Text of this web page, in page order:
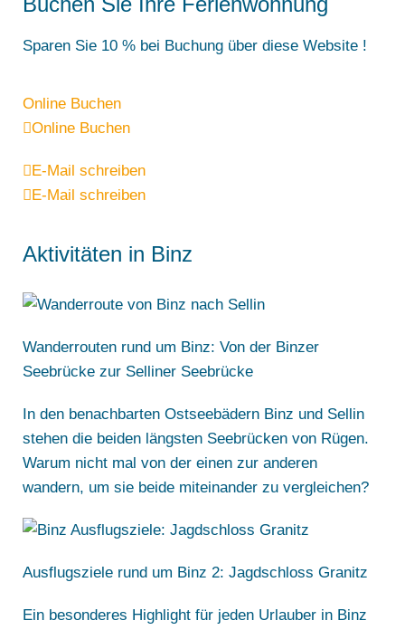
Sparen Sie 10 % bei Buchung über diese Website !
Online Buchen
Online Buchen
E-Mail schreiben
E-Mail schreiben
Aktivitäten in Binz
Wanderrouten rund um Binz: Von der Binzer
Seebrücke zur Selliner Seebrücke
In den benachbarten Ostseebädern Binz und Sellin
stehen die beiden längsten Seebrücken von Rügen.
Warum nicht mal von der einen zur anderen
wandern, um sie beide miteinander zu vergleichen?
Ausflugsziele rund um Binz 2: Jagdschloss Granitz
Ein besonderes Highlight für jeden Urlauber in Binz